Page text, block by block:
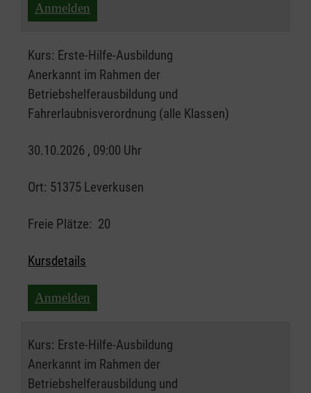
Anmelden
Kurs: Erste-Hilfe-Ausbildung
Anerkannt im Rahmen der
Betriebshelferausbildung und
Fahrerlaubnisverordnung (alle Klassen)
30.10.2026 , 09:00 Uhr
Ort: 51375 Leverkusen
Freie Plätze: 20
Kursdetails
Anmelden
Kurs: Erste-Hilfe-Ausbildung
Anerkannt im Rahmen der
Betriebshelferausbildung und